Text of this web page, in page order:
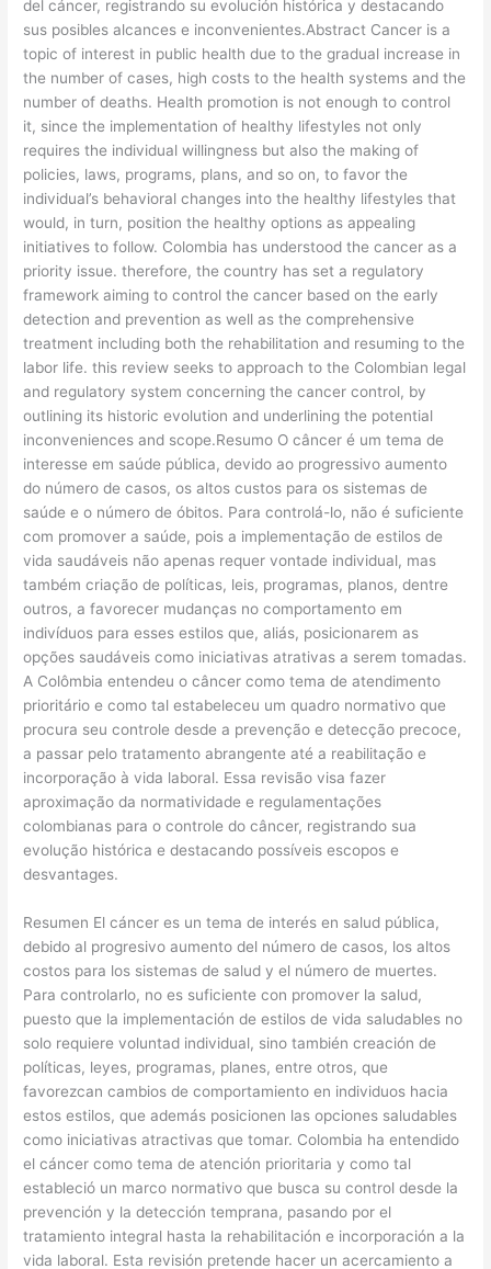
del cáncer, registrando su evolución histórica y destacando
sus posibles alcances e inconvenientes.Abstract Cancer is a
topic of interest in public health due to the gradual increase in
the number of cases, high costs to the health systems and the
number of deaths. Health promotion is not enough to control
it, since the implementation of healthy lifestyles not only
requires the individual willingness but also the making of
policies, laws, programs, plans, and so on, to favor the
individual’s behavioral changes into the healthy lifestyles that
would, in turn, position the healthy options as appealing
initiatives to follow. Colombia has understood the cancer as a
priority issue. therefore, the country has set a regulatory
framework aiming to control the cancer based on the early
detection and prevention as well as the comprehensive
treatment including both the rehabilitation and resuming to the
labor life. this review seeks to approach to the Colombian legal
and regulatory system concerning the cancer control, by
outlining its historic evolution and underlining the potential
inconveniences and scope.Resumo O câncer é um tema de
interesse em saúde pública, devido ao progressivo aumento
do número de casos, os altos custos para os sistemas de
saúde e o número de óbitos. Para controlá-lo, não é suficiente
com promover a saúde, pois a implementação de estilos de
vida saudáveis não apenas requer vontade individual, mas
também criação de políticas, leis, programas, planos, dentre
outros, a favorecer mudanças no comportamento em
indivíduos para esses estilos que, aliás, posicionarem as
opções saudáveis como iniciativas atrativas a serem tomadas.
A Colômbia entendeu o câncer como tema de atendimento
prioritário e como tal estabeleceu um quadro normativo que
procura seu controle desde a prevenção e detecção precoce,
a passar pelo tratamento abrangente até a reabilitação e
incorporação à vida laboral. Essa revisão visa fazer
aproximação da normatividade e regulamentações
colombianas para o controle do câncer, registrando sua
evolução histórica e destacando possíveis escopos e
desvantages.
​Resumen El cáncer es un tema de interés en salud pública,
debido al progresivo aumento del número de casos, los altos
costos para los sistemas de salud y el número de muertes.
Para controlarlo, no es suficiente con promover la salud,
puesto que la implementación de estilos de vida saludables no
solo requiere voluntad individual, sino también creación de
políticas, leyes, programas, planes, entre otros, que
favorezcan cambios de comportamiento en individuos hacia
estos estilos, que además posicionen las opciones saludables
como iniciativas atractivas que tomar. Colombia ha entendido
el cáncer como tema de atención prioritaria y como tal
estableció un marco normativo que busca su control desde la
prevención y la detección temprana, pasando por el
tratamiento integral hasta la rehabilitación e incorporación a la
vida laboral. Esta revisión pretende hacer un acercamiento a